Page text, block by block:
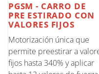
PGSM - CARRO DE
PRE ESTIRADO CON
VALORES FIJOS
Motorización única que
permite preestirar a
fijos hasta 340% y aplicar